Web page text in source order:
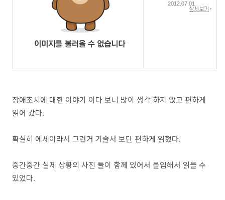
2012.07.01
장애조치에 대한 이야기 이다 보니 많이 생각 하지 않고 편하게
읽어 갔다.
확실히 에세이라서 그런거 기술서 보단 편하게 읽혔다.
중간중간 실제 상황의 사진 들이 함께 있어서 몰입해서 읽을 수
있었다.